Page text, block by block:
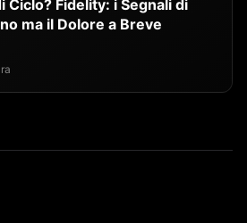
Ciclo? Fidelity: i Segnali di
ma il Dolore a Breve